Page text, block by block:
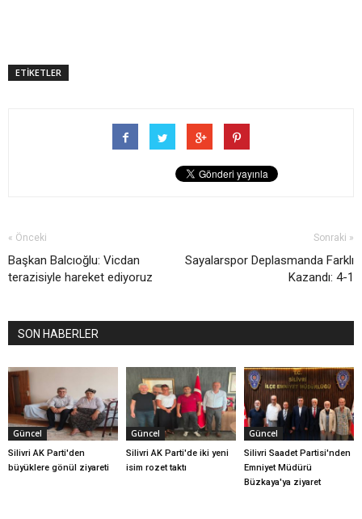
ETİKETLER
« Önceki
Başkan Balcıoğlu: Vicdan
terazisiyle hareket ediyoruz
Sonraki »
Sayalarspor Deplasmanda Farklı
Kazandı: 4-1
SON HABERLER
Güncel
Silivri AK Parti'den
büyüklere gönül ziyareti
Güncel
Silivri AK Parti'de iki yeni
isim rozet taktı
Güncel
Silivri Saadet Partisi'nden
Emniyet Müdürü
Büzkaya'ya ziyaret